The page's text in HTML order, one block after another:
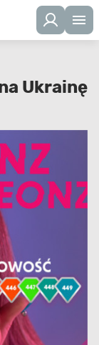
Ukrainę